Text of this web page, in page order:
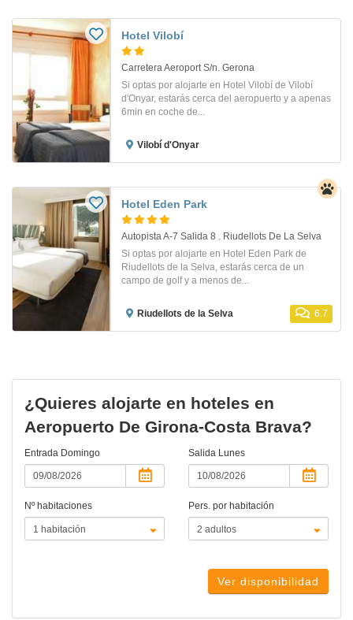
Hotel Vilobí
Carretera Aeroport S/n. Gerona
Si optas por alojarte en Hotel Vilobí de Vilobí
d'Onyar, estarás cerca del aeropuerto y a apenas
6min en coche de...
Vilobí d'Onyar
Hotel Eden Park
Autopista A-7 Salida 8 . Riudellots De La Selva
Si optas por alojarte en Hotel Eden Park de
Riudellots de la Selva, estarás cerca de un
campo de golf y a menos de...
Riudellots de la Selva 6.7
¿Quieres alojarte en hoteles en
Aeropuerto De Girona-Costa Brava?
Entrada Domingo Salida Lunes
Nº habitaciones Pers. por habitación
Ver disponibilidad